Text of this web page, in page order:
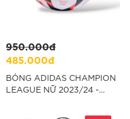
950.000đ
485.000đ
BÓNG ADIDAS CHAMPION
LEAGUE NỮ 2023/24 -